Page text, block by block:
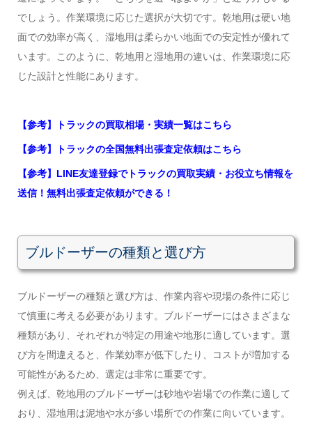
でしょう。作業環境に応じた選択が大切です。乾地用は硬い地
面での効率が高く、湿地用は柔らかい地面での安定性が優れて
います。このように、乾地用と湿地用の違いは、作業環境に応
じた設計と性能にあります。
【参考】トラックの買取相場・実績一覧はこちら
【参考】トラックの全国無料出張査定依頼はこちら
【参考】LINE友達登録でトラックの買取実績・お役立ち情報を
送信！無料出張査定依頼ができる！
ブルドーザーの種類と選び方
ブルドーザーの種類と選び方は、作業内容や現場の条件に応じ
て慎重に考える必要があります。ブルドーザーにはさまざまな
種類があり、それぞれが特定の用途や地形に適しています。選
び方を間違えると、作業効率が低下したり、コストが増加する
可能性があるため、選定は非常に重要です。
例えば、乾地用のブルドーザーは砂地や岩場での作業に適して
おり、湿地用は泥地や水が多い場所での作業に向いています。